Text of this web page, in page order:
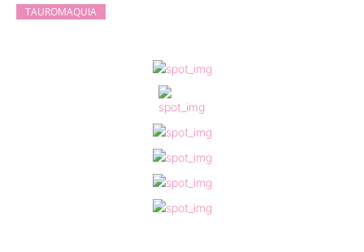
TAUROMAQUIA